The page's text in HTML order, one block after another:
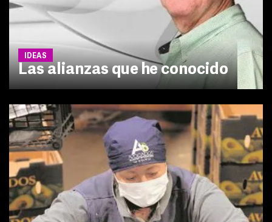
IDEAS
Las alianzas que he conocido